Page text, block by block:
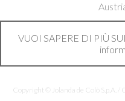
VUOI SAPERE DI PIÙ
Copyright © Jolanda de Colò S.p.A. /